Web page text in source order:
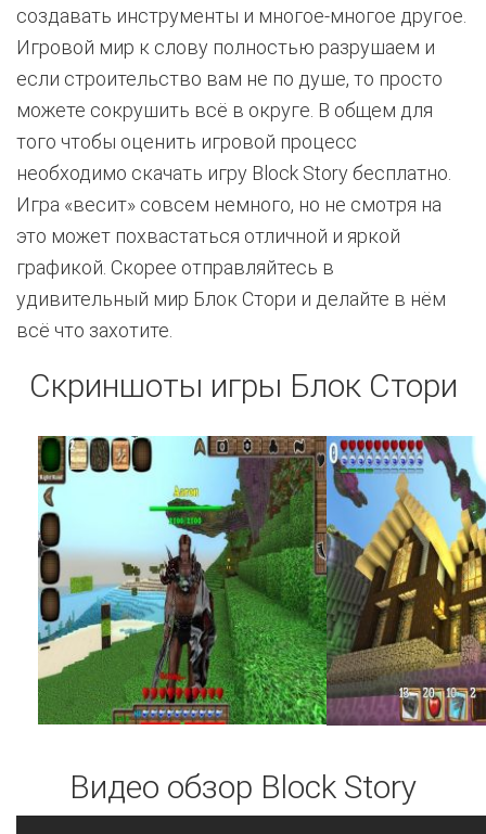
создавать инструменты и многое-многое другое.
Игровой мир к слову полностью разрушаем и
если строительство вам не по душе, то просто
можете сокрушить всё в округе. В общем для
того чтобы оценить игровой процесс
необходимо скачать игру Block Story бесплатно.
Игра «весит» совсем немного, но не смотря на
это может похвастаться отличной и яркой
графикой. Скорее отправляйтесь в
удивительный мир Блок Стори и делайте в нём
всё что захотите.
Скриншоты игры Блок Стори
Видео обзор Block Story